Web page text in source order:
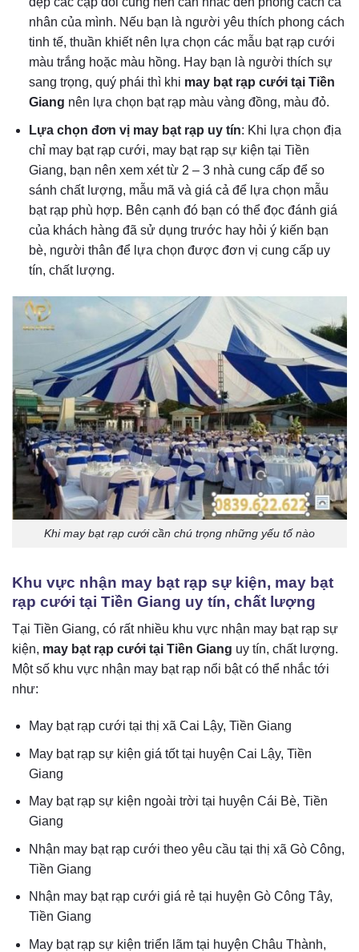
nhân của mình. Nếu bạn là người yêu thích phong cách
tinh tế, thuần khiết nên lựa chọn các mẫu bạt rạp cưới
màu trắng hoặc màu hồng. Hay bạn là người thích sự
sang trọng, quý phái thì khi may bạt rạp cưới tại Tiền
Giang nên lựa chọn bạt rạp màu vàng đồng, màu đỏ.
Lựa chọn đơn vị may bạt rạp uy tín: Khi lựa chọn địa
chỉ may bạt rạp cưới, may bạt rạp sự kiện tại Tiền
Giang, bạn nên xem xét từ 2 – 3 nhà cung cấp để so
sánh chất lượng, mẫu mã và giá cả để lựa chọn mẫu
bạt rạp phù hợp. Bên cạnh đó bạn có thể đọc đánh giá
của khách hàng đã sử dụng trước hay hỏi ý kiến bạn
bè, người thân để lựa chọn được đơn vị cung cấp uy
tín, chất lượng.
Khi may bạt rạp cưới cần chú trọng những yếu tố nào
Khu vực nhận may bạt rạp sự kiện, may bạt
rạp cưới tại Tiền Giang uy tín, chất lượng
Tại Tiền Giang, có rất nhiều khu vực nhận may bạt rạp sự
kiện, may bạt rạp cưới tại Tiền Giang uy tín, chất lượng.
Một số khu vực nhận may bạt rạp nổi bật có thể nhắc tới
như:
May bạt rạp cưới tại thị xã Cai Lậy, Tiền Giang
May bạt rạp sự kiện giá tốt tại huyện Cai Lậy, Tiền
Giang
May bạt rạp sự kiện ngoài trời tại huyện Cái Bè, Tiền
Giang
Nhận may bạt rạp cưới theo yêu cầu tại thị xã Gò Công,
Tiền Giang
Nhận may bạt rạp cưới giá rẻ tại huyện Gò Công Tây,
Tiền Giang
May bạt rạp sự kiện triển lãm tại huyện Châu Thành,